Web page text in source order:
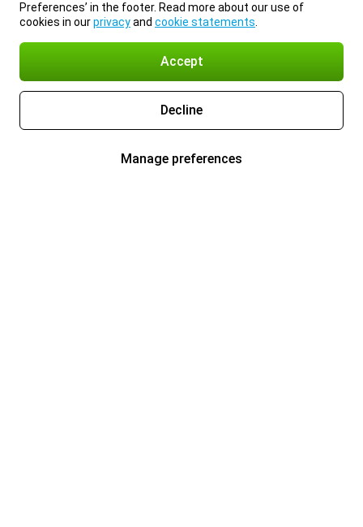
Preferences’ in the footer. Read more about our use of
cookies in ourprivacyand cookie statements
Accept
Decline
Manage preferences